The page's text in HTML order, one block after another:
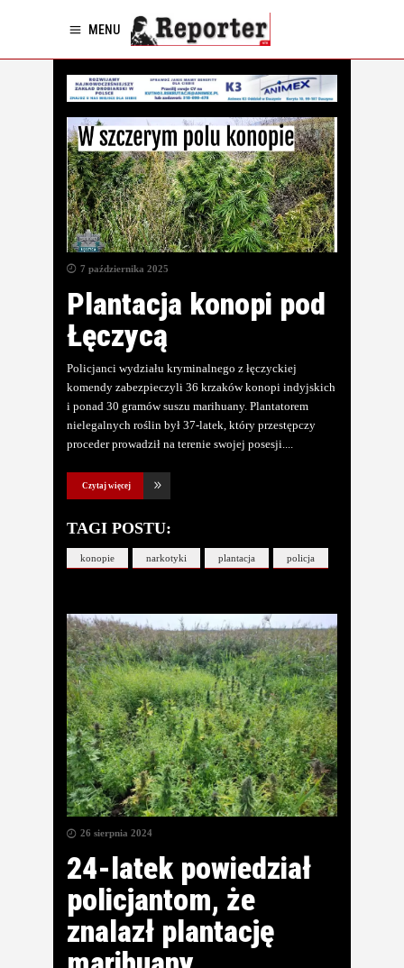
MENU
7 października 2025
Plantacja konopi pod
Łęczycą
Policjanci wydziału kryminalnego z łęczyckiej
komendy zabezpieczyli 36 krzaków konopi indyjskich
i ponad 30 gramów suszu marihuany. Plantatorem
nielegalnych roślin był 37-latek, który przestępczy
proceder prowadził na terenie swojej posesji.
Czytaj więcej
TAGI POSTU:
konopie narkotyki plantacja policja
26 sierpnia 2024
24-latek powiedział
policjantom, że
znalazł plantację